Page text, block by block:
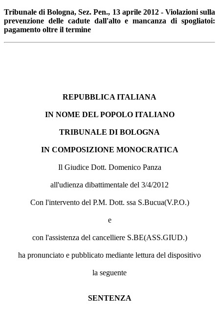
Tribunale di Bologna, Sez. Pen., 13 aprile 2012 - Violazioni sulla
prevenzione delle cadute dall'alto e mancanza di spogliatoi:
pagamento oltre il termine
REPUBBLICA ITALIANA
IN NOME DEL POPOLO ITALIANO
TRIBUNALE DI BOLOGNA
IN COMPOSIZIONE MONOCRATICA
Il Giudice Dott. Domenico Panza
all'udienza dibattimentale del 3/4/2012
Con l'intervento del P.M. Dott. ssa S.Bucua(V.P.O.)
e
con l'assistenza del cancelliere S.BE(ASS.GIUD.)
ha pronunciato e pubblicato mediante lettura del dispositivo
la seguente
SENTENZA